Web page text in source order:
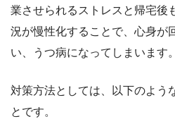
業させられるストレスと帰宅後
況が慢性化することで、心身が
い、うつ病になってしまいます。
対策方法としては、以下のよう
とです。